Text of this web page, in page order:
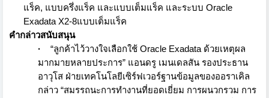
แร็ค, แบบครึ่งแร็ค และแบบเต็มแร็ค และระบบ Oracle
Exadata X2-8แบบเต็มแร็ค
คำกล่าวสนับสนุน
·
“ลูกค้าไว้วางใจเลือกใช้ Oracle Exadata ด้วยเหตุผล
มากมายหลายประการ” แอนดรู เมนเดลสัน รองประธาน
อาวุโส ฝ่ายเทคโนโลยีเซิร์ฟเวอร์ฐานข้อมูลของออราเคิล
กล่าว “สมรรถนะการทำงานที่ยอดเยี่ยม การผนวกรวม การ